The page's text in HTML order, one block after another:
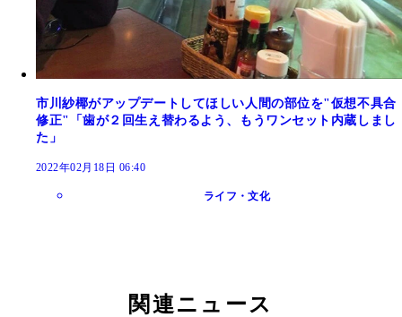
市川紗椰がアップデートしてほしい人間の部位を"仮想不具合
修正"「歯が２回生え替わるよう、もうワンセット内蔵しまし
た」
2022年02月18日 06:40
ライフ・文化
関連ニュース